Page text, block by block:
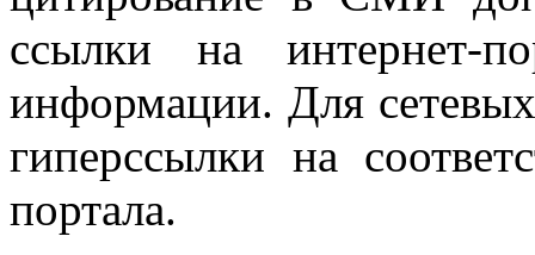
ссылки на интернет-
информации. Для
гиперссылки на
портала.